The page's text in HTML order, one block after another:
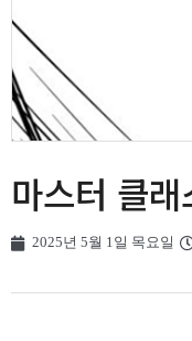
마스터 클
2025년 5월 1일 목요일